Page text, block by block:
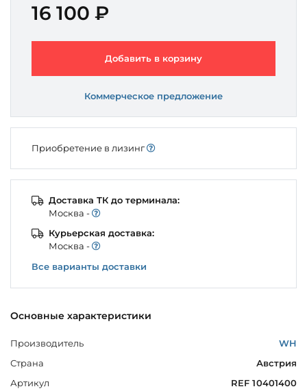
Основные характеристики
Производитель
WH
Страна
Австрия
Артикул
REF 10401400
16 100 ₽
Добавить в корзину
Коммерческое предложение
Приобретение в лизинг
Доставка ТК до терминала:
Моcква -
Курьерская доставка:
Моcква -
Все варианты доставки